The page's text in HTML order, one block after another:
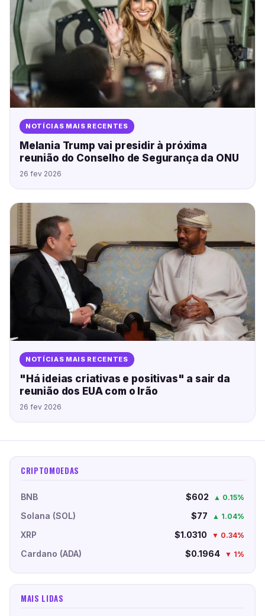
NOTÍCIAS MAIS RECENTES
Melania Trump vai presidir à próxima
reunião do Conselho de Segurança da ONU
26 fev 2026
NOTÍCIAS MAIS RECENTES
"Há ideias criativas e positivas" a sair da
reunião dos EUA com o Irão
26 fev 2026
CRIPTOMOEDAS
BNB $602 ▲ 0.15%
Solana (SOL) $77 ▲ 1.04%
XRP $1.0310 ▼ 0.34%
Cardano (ADA) $0.1964 ▼ 1%
MAIS LIDAS